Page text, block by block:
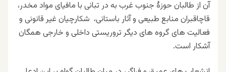
آن از طالبان حوزۀ جنوب غرب به در تبانی با مافیای مواد مخدر،
قاچاقبران منابع طبیعی و آثار باستانی، شکارچیان غیر قانونی و
فعالیت های گروه های دیگر تروریستی داخلی و خارجی همگان
آشکار است.